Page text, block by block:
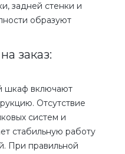
задней стенки и
образуют
заказ:
шкаф включают
Отсутствие
систем и
стабильную работу
При правильной